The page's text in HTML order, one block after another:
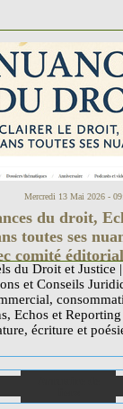
Mercredi 13 Mai 2026 -
du droit,
toutes ses
comité
du Droit et Justice |
et Conseils
Echos et
écriture et